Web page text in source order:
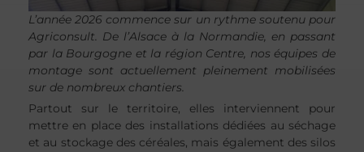
L’année 2026 commence sur un rythme soutenu pour
Agriconsult. De l’Alsace à la Normandie, en passant
par la Bourgogne et la région Centre, nos équipes de
montage sont actuellement pleinement mobilisées
sur de nombreux chantiers.
Partout sur le territoire, elles interviennent pour
mettre en place des installations dédiées au séchage
et au stockage des céréales, mais également des silos